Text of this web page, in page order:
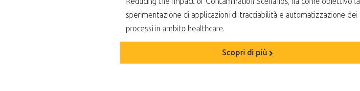
sperimentazione di applicazioni di tracciabilità e automatizzazione dei
processi in ambito healthcare.
Scopri di più